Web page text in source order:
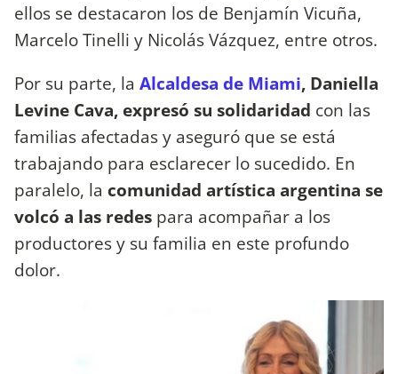
ellos se destacaron los de Benjamín Vicuña,
Marcelo Tinelli y Nicolás Vázquez, entre otros.
Por su parte, la Alcaldesa de Miami, Daniella
Levine Cava, expresó su solidaridad con las
familias afectadas y aseguró que se está
trabajando para esclarecer lo sucedido. En
paralelo, la comunidad artística argentina se
volcó a las redes para acompañar a los
productores y su familia en este profundo
dolor.